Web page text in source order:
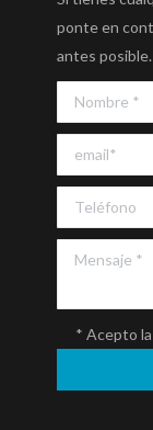
ponte en
antes posible.
* Acepto la